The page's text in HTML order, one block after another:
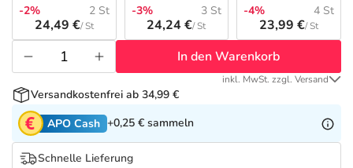
Tierapotheke
Vitamine & Mineralstoffe
Marken
Salus Deals
-2%
2 St
24,49 €/ St
-3% 3 St
24,24 €/ St
-4% 4 St
23,99 €/ St
In den Warenkorb
inkl. MwSt. zzgl. Versand
Versandkostenfrei ab 34,99 €
APO Cash +0,25 € sammeln
Schnelle Lieferung